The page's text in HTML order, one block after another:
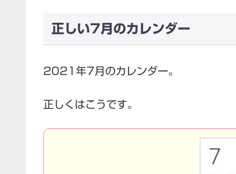
正しい7月のカレンダー
2021年7月のカレンダー。
正しくはこうです。